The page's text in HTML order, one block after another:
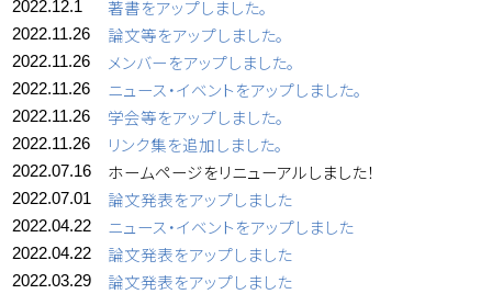
2022.12.1 著書をアップしました。
2022.11.26 論文等をアップしました。
2022.11.26 メンバーをアップしました。
2022.11.26 ニュース・イベントをアップしました。
2022.11.26 学会等をアップしました。
2022.11.26 リンク集を追加しました。
2022.07.16 ホームページをリニューアルしました！
2022.07.01 論文発表をアップしました
2022.04.22 ニュース・イベントをアップしました
2022.04.22 論文発表をアップしました
2022.03.29 論文発表をアップしました